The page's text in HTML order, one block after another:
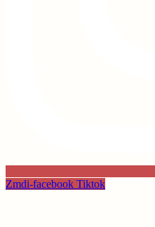
Zmdi-facebook Tiktok